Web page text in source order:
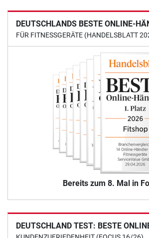
DEUTSCHLANDS BESTE ONLINE-
FÜR FITNESSGERÄTE (HANDELSBLATT
Bereits zum 8. Mal in
DEUTSCHLAND TEST: BESTE